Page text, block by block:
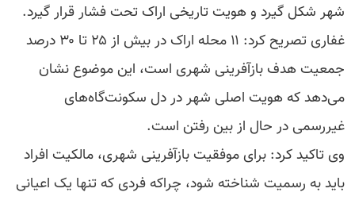
شهر شکل گیرد و هویت تاریخی اراک تحت فشار قرار گیرد.
غفاری تصریح کرد: ۱۱ محله اراک در بیش از ۲۵ تا ۳۰ درصد
جمعیت هدف بازآفرینی شهری است، این موضوع نشان
می‌دهد که هویت اصلی شهر در دل سکونت‌گاه‌های
غیررسمی در حال از بین رفتن است.
وی تاکید کرد: برای موفقیت بازآفرینی شهری، مالکیت افراد
باید به رسمیت شناخته شود، چراکه فردی که تنها یک اعیانی